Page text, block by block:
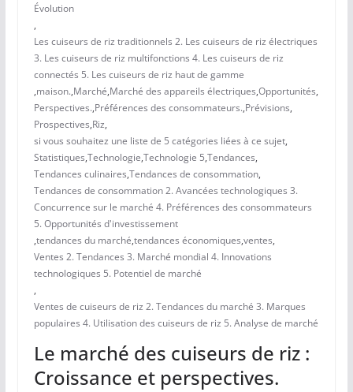
Évolution
,
Les cuiseurs de riz traditionnels 2. Les cuiseurs de riz électriques
3. Les cuiseurs de riz multifonctions 4. Les cuiseurs de riz
connectés 5. Les cuiseurs de riz haut de gamme
,maison.,Marché,Marché des appareils électriques,Opportunités,
Perspectives.,Préférences des consommateurs.,Prévisions,
Prospectives,Riz,
si vous souhaitez une liste de 5 catégories liées à ce sujet,
Statistiques,Technologie,Technologie 5,Tendances,
Tendances culinaires,Tendances de consommation,
Tendances de consommation 2. Avancées technologiques 3.
Concurrence sur le marché 4. Préférences des consommateurs
5. Opportunités d'investissement
,tendances du marché,tendances économiques,ventes,
Ventes 2. Tendances 3. Marché mondial 4. Innovations
technologiques 5. Potentiel de marché
,
Ventes de cuiseurs de riz 2. Tendances du marché 3. Marques
populaires 4. Utilisation des cuiseurs de riz 5. Analyse de marché
Le marché des cuiseurs de riz :
Croissance et perspectives.